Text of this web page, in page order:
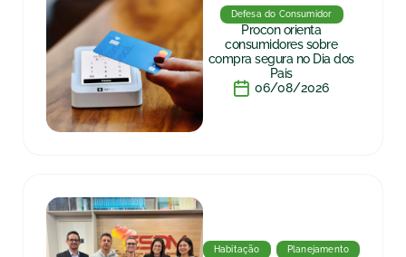
Defesa do Consumidor
Procon orienta
consumidores sobre
compra segura no Dia dos
Pais
06/08/2026
Habitação Planejamento